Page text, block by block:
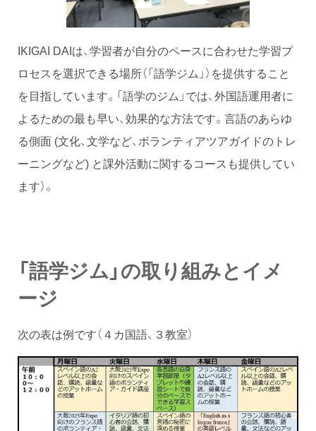
IKIGAI DAIは、学習者が自分のペースに合わせた学習プ
ロセスを選択できる場所（「語学ジム」）を提供すること
を目指しています。「語学のジム」では、外国語運用者に
よるための最も早い、効果的な方法です。言語のあらゆ
る側面 (文化、文学など、ボランティアツアガイドのトレ
ーニングなど) と課外活動に関するコースも提供してい
ます）。
「語学ジム」の取り組みとイメ
ージ
次の表は例です（４カ国語、３教室）